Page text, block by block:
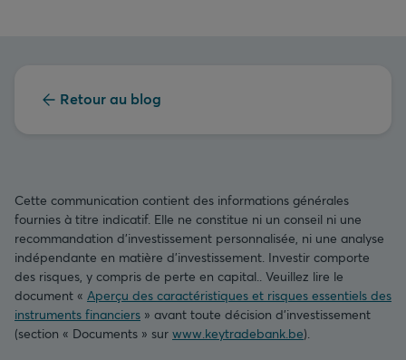
Retour au blog
Cette communication contient des informations générales
fournies à titre indicatif. Elle ne constitue ni un conseil ni une
recommandation d’investissement personnalisée, ni une analyse
indépendante en matière d’investissement. Investir comporte
des risques, y compris de perte en capital.. Veuillez lire le
document « Aperçu des caractéristiques et risques essentiels des
instruments financiers » avant toute décision d’investissement
(section « Documents » sur www.keytradebank.be).